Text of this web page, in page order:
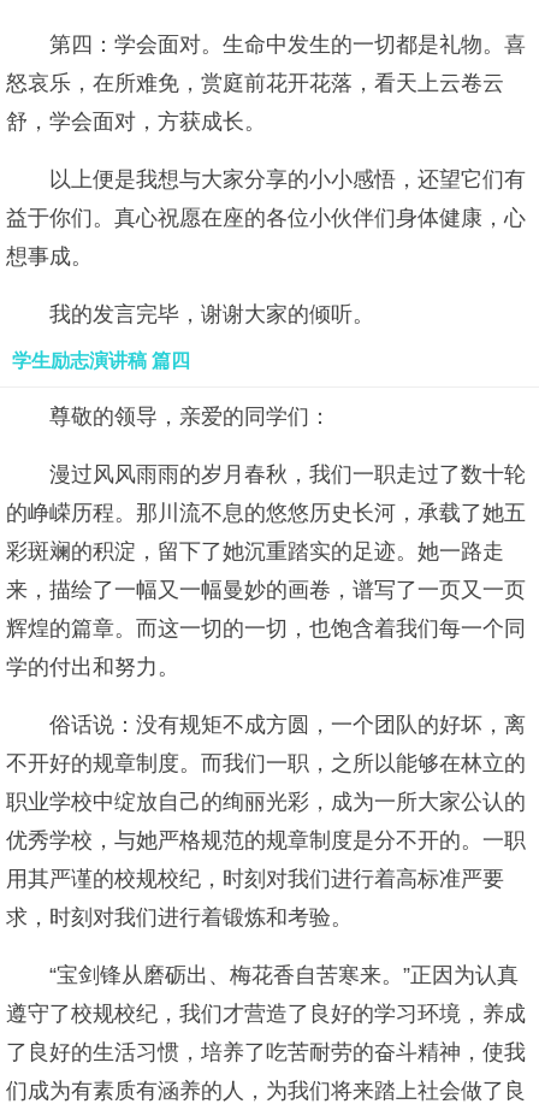
第四：学会面对。生命中发生的一切都是礼物。喜
怒哀乐，在所难免，赏庭前花开花落，看天上云卷云
舒，学会面对，方获成长。
以上便是我想与大家分享的小小感悟，还望它们有
益于你们。真心祝愿在座的各位小伙伴们身体健康，心
想事成。
我的发言完毕，谢谢大家的倾听。
学生励志演讲稿 篇四
尊敬的领导，亲爱的同学们：
漫过风风雨雨的岁月春秋，我们一职走过了数十轮
的峥嵘历程。那川流不息的悠悠历史长河，承载了她五
彩斑斓的积淀，留下了她沉重踏实的足迹。她一路走
来，描绘了一幅又一幅曼妙的画卷，谱写了一页又一页
辉煌的篇章。而这一切的一切，也饱含着我们每一个同
学的付出和努力。
俗话说：没有规矩不成方圆，一个团队的好坏，离
不开好的规章制度。而我们一职，之所以能够在林立的
职业学校中绽放自己的绚丽光彩，成为一所大家公认的
优秀学校，与她严格规范的规章制度是分不开的。一职
用其严谨的校规校纪，时刻对我们进行着高标准严要
求，时刻对我们进行着锻炼和考验。
“宝剑锋从磨砺出、梅花香自苦寒来。”正因为认真
遵守了校规校纪，我们才营造了良好的学习环境，养成
了良好的生活习惯，培养了吃苦耐劳的奋斗精神，使我
们成为有素质有涵养的人，为我们将来踏上社会做了良